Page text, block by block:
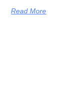
Read More